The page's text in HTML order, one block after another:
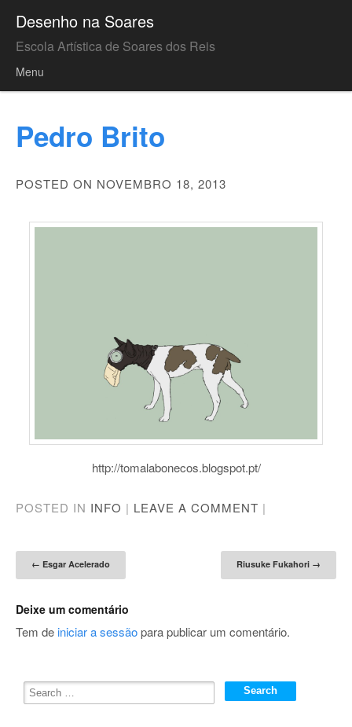
Desenho na Soares
Escola Artística de Soares dos Reis
Menu
Pedro Brito
POSTED ON NOVEMBRO 18, 2013
http://tomalabonecos.blogspot.pt/
POSTED IN INFO | LEAVE A COMMENT |
Post navigation
← Esgar Acelerado Riusuke Fukahori →
Deixe um comentário
Tem de iniciar a sessãopara publicar um comentário.